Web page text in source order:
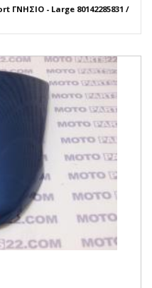
ΓΝΗΣΙΟ - Large 80142285831 /